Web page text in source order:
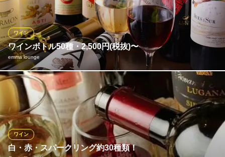
富にご用意しておりますので、お好みのワインを見つけるのも一
つの楽しみに♪
BISTROT PELMENI
ロシア風餃子が楽しめる
京王井の頭線神泉駅 徒歩4分
東京都渋谷区円山町10-14
ワインボトル50種・2,500円(税抜)〜
emma lounge
ワイン
ワインは「自分たちが飲んでいいと思うものしか置いていませ
ん」と、セレクトには自信あり。料理に合うのはもちろんのこ
と、「キャラの立ったもの」「わかりやすくおいしいもの」な
ど、“純粋に楽しいワイン”をテーマに選んでいます。
emma lounge
渋谷イタリアンカフェ
白・赤・スパークリング約30種類！
ワイン